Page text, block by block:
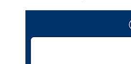
鉄拳大好きなミスターは闘劇予選で
見かけによらずスピード狂なのか